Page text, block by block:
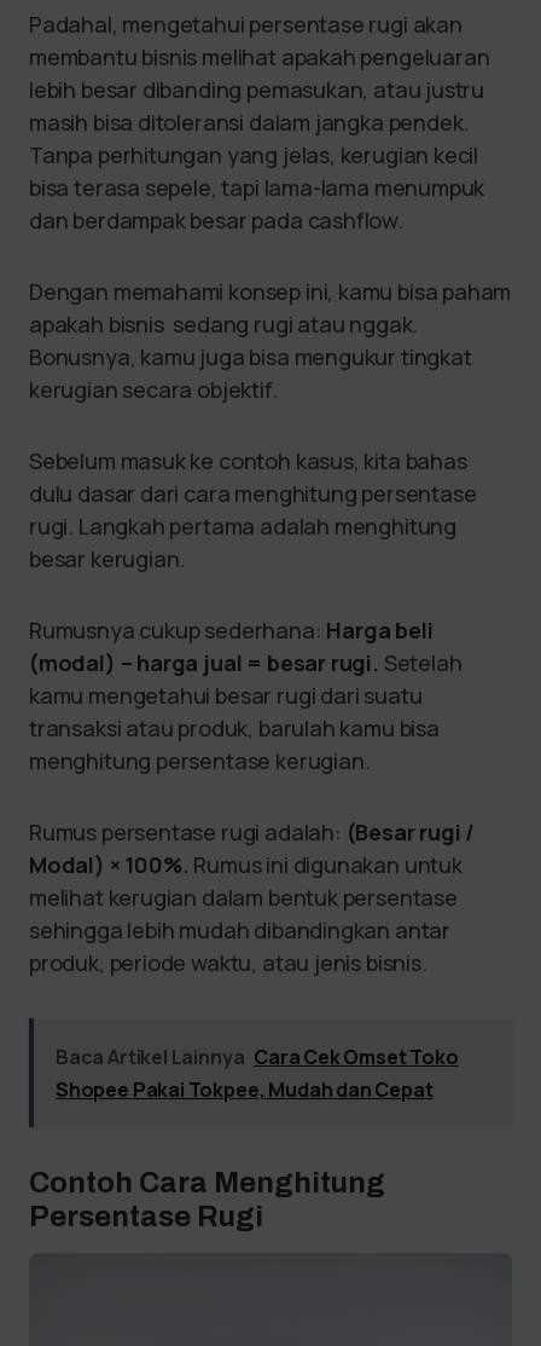
Padahal, mengetahui persentase rugi akan
membantu bisnis melihat apakah pengeluaran
lebih besar dibanding pemasukan, atau justru
masih bisa ditoleransi dalam jangka pendek.
Tanpa perhitungan yang jelas, kerugian kecil
bisa terasa sepele, tapi lama-lama menumpuk
dan berdampak besar pada cashflow.
Dengan memahami konsep ini, kamu bisa paham
apakah bisnis sedang rugi atau nggak.
Bonusnya, kamu juga bisa mengukur tingkat
kerugian secara objektif.
Sebelum masuk ke contoh kasus, kita bahas
dulu dasar dari cara menghitung persentase
rugi. Langkah pertama adalah menghitung
besar kerugian.
Rumusnya cukup sederhana: Harga beli
(modal) – harga jual = besar rugi. Setelah
kamu mengetahui besar rugi dari suatu
transaksi atau produk, barulah kamu bisa
menghitung persentase kerugian.
Rumus persentase rugi adalah: (Besar rugi /
Modal) × 100%. Rumus ini digunakan untuk
melihat kerugian dalam bentuk persentase
sehingga lebih mudah dibandingkan antar
produk, periode waktu, atau jenis bisnis.
Baca Artikel Lainnya Cara Cek Omset Toko
Shopee Pakai Tokpee, Mudah dan Cepat
Contoh Cara Menghitung
Persentase Rugi